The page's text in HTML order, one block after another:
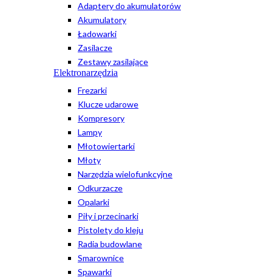
Adaptery do akumulatorów
Akumulatory
Ładowarki
Zasilacze
Zestawy zasilające
Elektronarzędzia
Frezarki
Klucze udarowe
Kompresory
Lampy
Młotowiertarki
Młoty
Narzędzia wielofunkcyjne
Odkurzacze
Opalarki
Piły i przecinarki
Pistolety do kleju
Radia budowlane
Smarownice
Spawarki